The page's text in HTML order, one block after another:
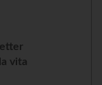
vita